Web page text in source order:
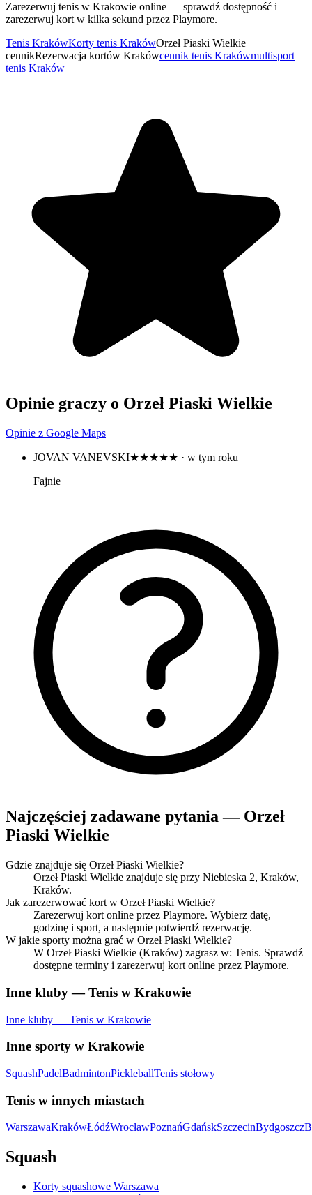
Zarezerwuj tenis w Krakowie online — sprawdź dostępność i
zarezerwuj kort w kilka sekund przez Playmore.
Tenis KrakówKorty tenis KrakówOrzeł Piaski Wielkie
cennikRezerwacja kortów Krakówcennik tenis Krakówmultisport
tenis Kraków
Opinie graczy o Orzeł Piaski Wielkie
Opinie z Google Maps
JOVAN VANEVSKI★★★★★ · w tym roku
Fajnie
Najczęściej zadawane pytania — Orzeł
Piaski Wielkie
Gdzie znajduje się Orzeł Piaski Wielkie?
Orzeł Piaski Wielkie znajduje się przy Niebieska 2, Kraków,
Kraków.
Jak zarezerwować kort w Orzeł Piaski Wielkie?
Zarezerwuj kort online przez Playmore. Wybierz datę,
godzinę i sport, a następnie potwierdź rezerwację.
W jakie sporty można grać w Orzeł Piaski Wielkie?
W Orzeł Piaski Wielkie (Kraków) zagrasz w: Tenis. Sprawdź
dostępne terminy i zarezerwuj kort online przez Playmore.
Inne kluby — Tenis w Krakowie
Inne kluby — Tenis w Krakowie
Inne sporty w Krakowie
SquashPadelBadmintonPickleballTenis stołowy
Tenis w innych miastach
WarszawaKrakówŁódźWrocławPoznańGdańskSzczecinBydgoszcz
Squash
Korty squashowe Warszawa